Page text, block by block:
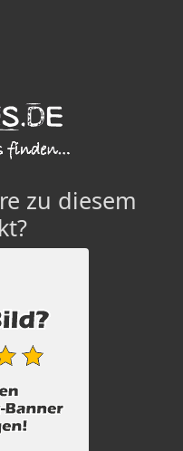
zu diesem